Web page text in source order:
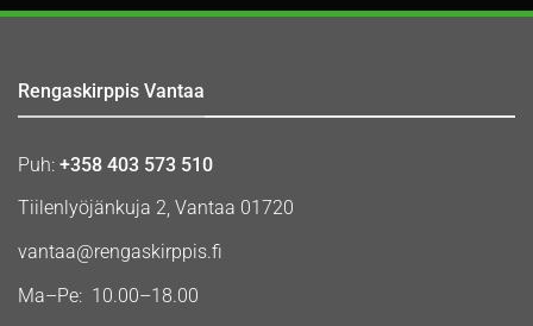
Rengaskirppis Vantaa
Puh: +358 403 573 510
Tiilenlyöjänkuja 2, Vantaa 01720
vantaa@rengaskirppis.fi
Ma–Pe: 10.00–18.00